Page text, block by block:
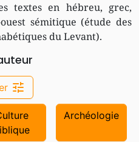
textes en hébreu, grec,
sémitique (étude des
du Levant).
tune
Archéologie